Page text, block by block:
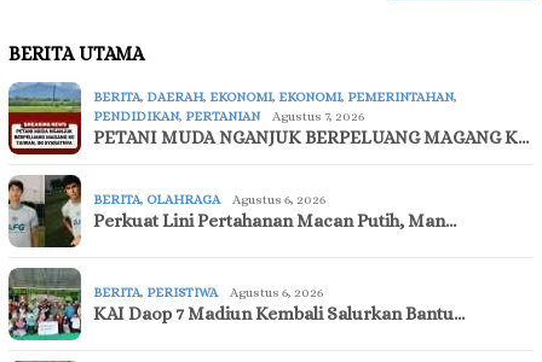
BERITA UTAMA
BERITA, DAERAH, EKONOMI, EKONOMI, PEMERINTAHAN,
PENDIDIKAN, PERTANIAN Agustus 7, 2026
PETANI MUDA NGANJUK BERPELUANG MAGANG K…
BERITA, OLAHRAGA Agustus 6, 2026
Perkuat Lini Pertahanan Macan Putih, Man…
BERITA, PERISTIWA Agustus 6, 2026
KAI Daop 7 Madiun Kembali Salurkan Bantu…